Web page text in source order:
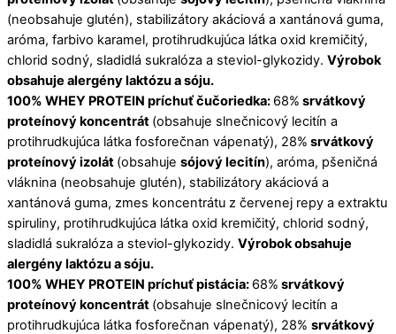
(neobsahuje glutén), stabilizátory akáciová a xantánová guma,
aróma, farbivo karamel, protihrudkujúca látka oxid kremičitý,
chlorid sodný, sladidlá sukralóza a steviol-glykozidy. Výrobok
obsahuje alergény laktózu a sóju.
100% WHEY PROTEIN príchuť čučoriedka: 68% srvátkový
proteínový koncentrát (obsahuje slnečnicový lecitín a
protihrudkujúca látka fosforečnan vápenatý), 28% srvátkový
proteínový izolát (obsahuje sójový lecitín), aróma, pšeničná
vláknina (neobsahuje glutén), stabilizátory akáciová a
xantánová guma, zmes koncentrátu z červenej repy a extraktu
spiruliny, protihrudkujúca látka oxid kremičitý, chlorid sodný,
sladidlá sukralóza a steviol-glykozidy. Výrobok obsahuje
alergény laktózu a sóju.
100% WHEY PROTEIN príchuť pistácia: 68% srvátkový
proteínový koncentrát (obsahuje slnečnicový lecitín a
protihrudkujúca látka fosforečnan vápenatý), 28% srvátkový